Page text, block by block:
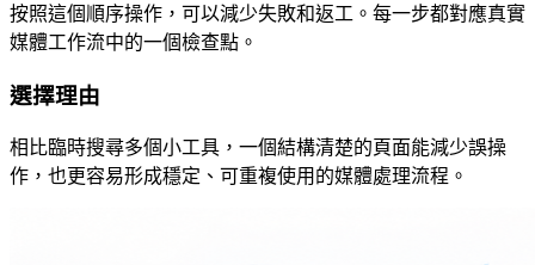
按照這個順序操作，可以減少失敗和返工。每一步都對應真實
媒體工作流中的一個檢查點。
選擇理由
相比臨時搜尋多個小工具，一個結構清楚的頁面能減少誤操
作，也更容易形成穩定、可重複使用的媒體處理流程。